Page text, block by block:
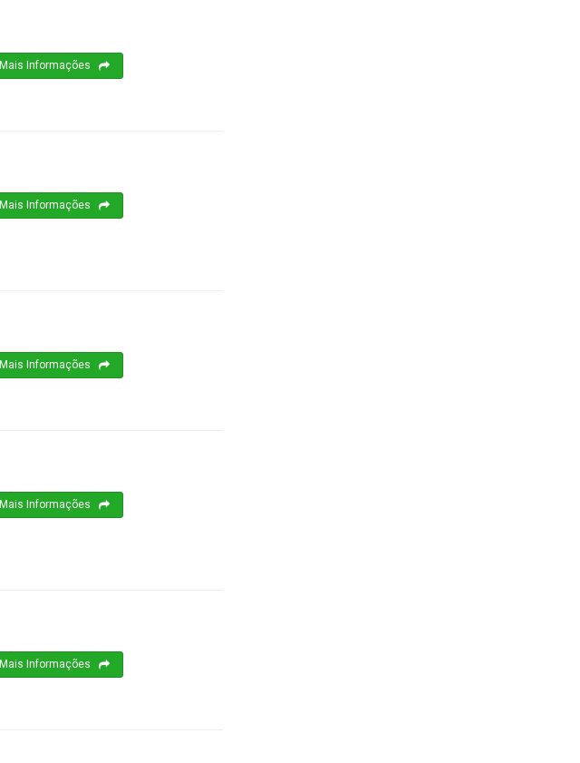
Mais Informações
Mais Informações
Mais Informações
Mais Informações
Mais Informações